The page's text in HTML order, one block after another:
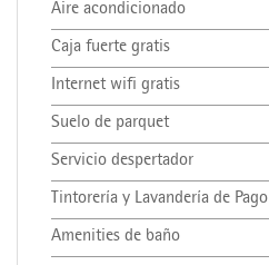
Aire acondicionado
Caja fuerte gratis
Internet wifi gratis
Suelo de parquet
Servicio despertador
Tintorería y Lavandería de Pago
Amenities de baño